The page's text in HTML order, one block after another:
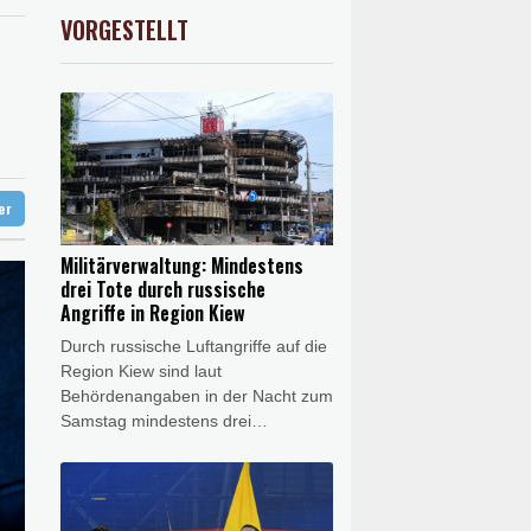
Drogengewalt an
Sachsen-Anhalt
1.67%
0.32%
VORGESTELLT
Militärverwaltung: Mindestens
drei Tote durch russische
Angriffe in Region Kiew
Durch russische Luftangriffe auf die
Region Kiew sind laut
Behördenangaben in der Nacht zum
Samstag mindestens drei
den Opfern sei auch ein Kind, teilte
die Militärverwaltung der
ukrainischen Hauptstadtregion mit.